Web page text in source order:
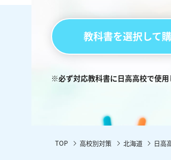
教科書を選択して
※必ず対応教科書に日高高校で使
TOP 高校別対策 北海道 日高